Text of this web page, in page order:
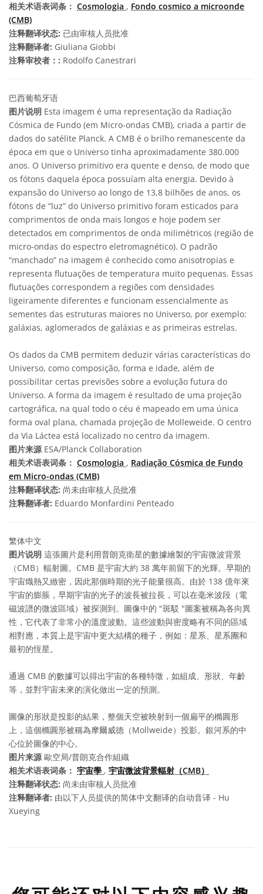
相关术语表词条： Cosmologia , Fondo cosmico a microonde
(CMB)
注释翻译状态: 已由审核人员批准
注释翻译者: Giuliana Giobbi
注释审校者：: Rodolfo Canestrari
巴西葡萄牙语
图片说明 Esta imagem é uma representação da Radiação
Cósmica de Fundo (em Micro-ondas CMB), criada a partir de
dados do satélite Planck. A CMB é o brilho remanescente da
época em que o Universo tinha aproximadamente 380.000
anos. O Universo primitivo era quente e denso, de modo que
os fótons daquela época possuíam alta energia. Devido à
expansão do Universo ao longo de 13,8 bilhões de anos, os
fótons de “luz” do Universo primitivo foram esticados para
comprimentos de onda mais longos e hoje podem ser
detectados em comprimentos de onda milimétricos (região de
micro-ondas do espectro eletromagnético). O padrão
“manchado” na imagem é conhecido como anisotropias e
representa flutuações de temperatura muito pequenas. Essas
flutuações correspondem a regiões com densidades
ligeiramente diferentes e funcionam essencialmente as
sementes das estruturas maiores no Universo, por exemplo:
galáxias, aglomerados de galáxias e as primeiras estrelas.
Os dados da CMB permitem deduzir várias características do
Universo, como composição, forma e idade, além de
possibilitar certas previsões sobre a evolução futura do
Universo. A forma da imagem é resultado de uma projeção
cartográfica, na qual todo o céu é mapeado em uma única
forma oval plana, chamada projeção de Molleweide. O centro
da Via Láctea está localizado no centro da imagem.
图片来源ESA/Planck Collaboration
相关术语表词条： Cosmologia , Radiação Cósmica de Fundo
em Micro-ondas (CMB)
注释翻译状态: 尚未由审核人员批准
注释翻译者: Eduardo Monfardini Penteado
繁体中文
图片说明 這張圖片是利用普朗克衛星的數據繪製的宇宙微波背景
（CMB）輻射圖。CMB 是宇宙大約 38 萬年前留下的光輝。早期的
宇宙熾熱又緻密，因此那個時期的光子能量很高。由於 138 億年來
宇宙的膨脹，早期宇宙的光子的波長被拉長，可以在毫米波段（電
磁波譜的微波區域）被探測到。圖像中的 "斑駁 "圖案被稱為各向異
性，它代表了非常小的溫度波動。這些波動與密度略有不同的區域
相對應，本質上是宇宙中更大結構的種子，例如：星系、星系團和
最初的恆星。
通過 CMB 的數據可以得出宇宙的各種特徵，如組成、形狀、年齡
等，並對宇宙未來的演化做出一定的預測。
圖像的形狀是投影的結果，整個天空被映射到一個扁平的橢圓形
上，這個橢圓形被稱為摩爾威德（Mollweide）投影。銀河系的中
心位於圖像的中心。
图片来源歐空局/普朗克合作組織
相关术语表词条： 宇宙學 , 宇宙微波背景輻射（CMB）
注释翻译状态: 尚未由审核人员批准
注释翻译者: 由以下人员提供的简体中文翻译的自动音译 - Hu
Xueying